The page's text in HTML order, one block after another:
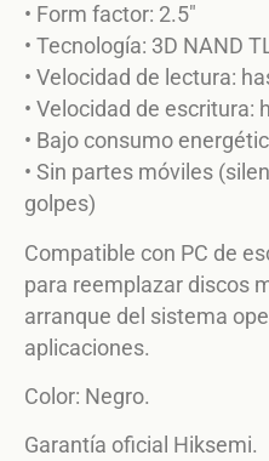
• Form factor: 2.5″
• Tecnología: 3D NAND
• Velocidad de lectura:
• Velocidad de escritura:
• Bajo consumo
• Sin partes móviles
golpes)
Compatible con PC de
para reemplazar discos
arranque del sistema
aplicaciones.
Color: Negro.
Garantía oficial Hiksemi.